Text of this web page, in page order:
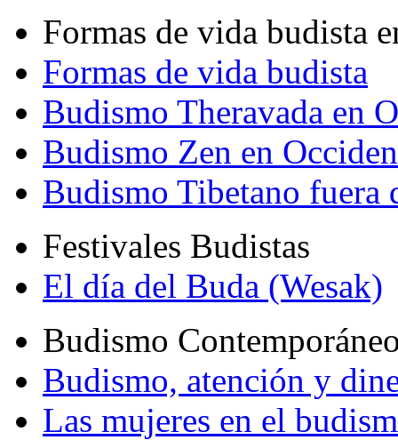
Formas de vida budista
Formas de vida budista
Budismo Theravada en
Budismo Zen en
Budismo Tibetano fuera
Festivales Budistas
El día del Buda (Wesak)
Budismo
Budismo, atención y
Las mujeres en el